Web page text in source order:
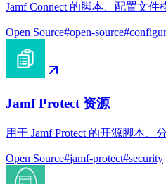
Jamf Connect 的脚本、配置文件
Open Source#open-source#
Jamf Protect 资源
用于 Jamf Protect 的开源脚本、
Open Source#jamf-protect#security